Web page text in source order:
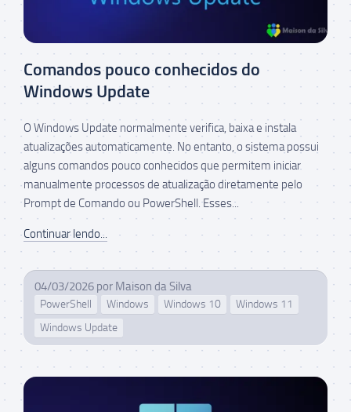
Comandos pouco conhecidos do
Windows Update
O Windows Update normalmente verifica, baixa e instala
atualizações automaticamente. No entanto, o sistema possui
alguns comandos pouco conhecidos que permitem iniciar
manualmente processos de atualização diretamente pelo
Prompt de Comando ou PowerShell. Esses...
Continuar lendo...
04/03/2026 por Maison da Silva
PowerShell Windows Windows 10
Windows 11
Windows Update